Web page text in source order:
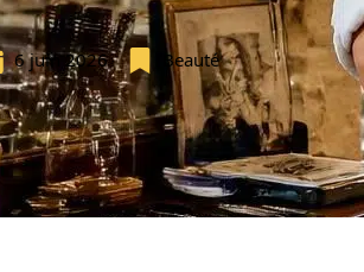
6 juin 2026 Beauté